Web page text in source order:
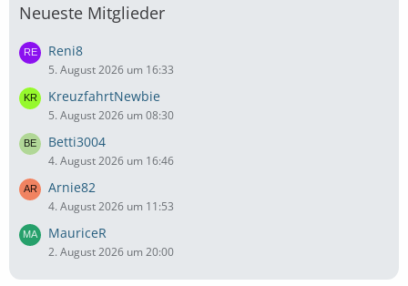
Neueste Mitglieder
Reni8
5. August 2026 um 16:33
KreuzfahrtNewbie
5. August 2026 um 08:30
Betti3004
4. August 2026 um 16:46
Arnie82
4. August 2026 um 11:53
MauriceR
2. August 2026 um 20:00